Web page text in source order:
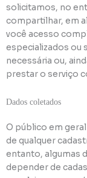
solicitamos, no
compartilhar, em
você acesso
especializados ou
necessária ou,
prestar o serviço
Dados coletados
O público em
de qualquer
entanto, algumas
depender de